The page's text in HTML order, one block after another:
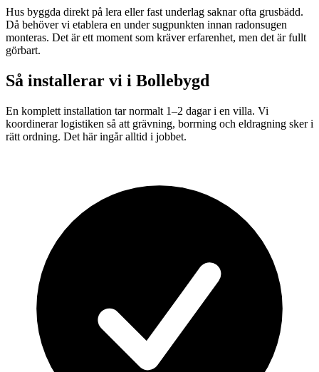
Hus byggda direkt på lera eller fast underlag saknar ofta grusbädd.
Då behöver vi etablera en under sugpunkten innan radonsugen
monteras. Det är ett moment som kräver erfarenhet, men det är fullt
görbart.
Så installerar vi i Bollebygd
En komplett installation tar normalt 1–2 dagar i en villa. Vi
koordinerar logistiken så att grävning, borrning och eldragning sker i
rätt ordning. Det här ingår alltid i jobbet.